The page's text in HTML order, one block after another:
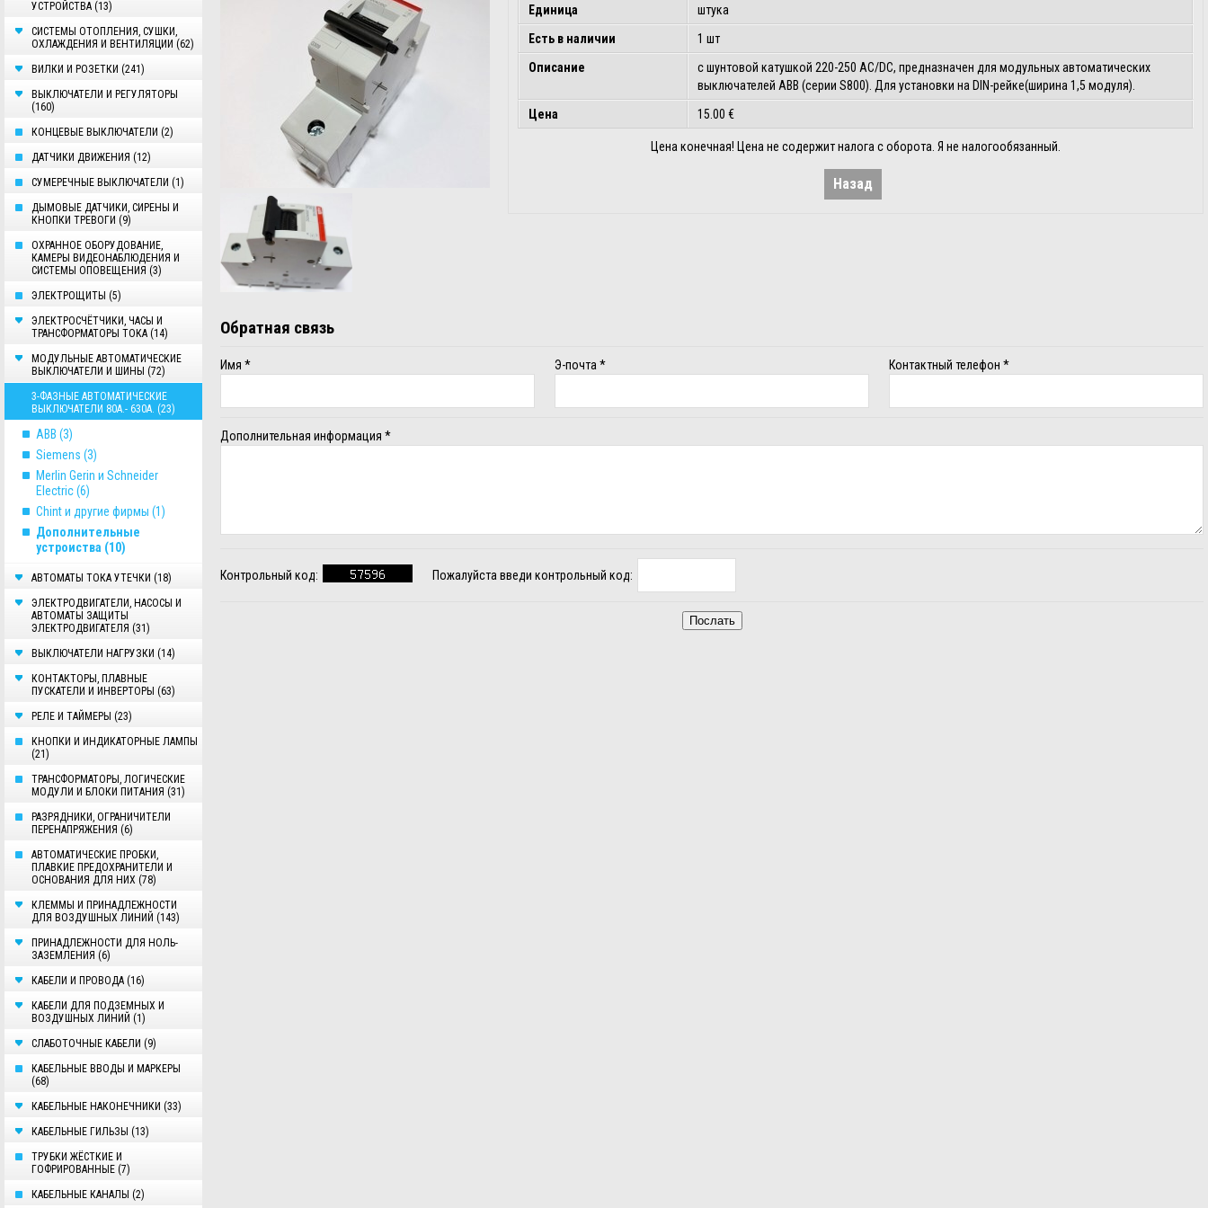
УСТРОЙСТВА (13)
СИСТЕМЫ ОТОПЛЕНИЯ, СУШКИ,
ОХЛАЖДЕНИЯ И ВЕНТИЛЯЦИИ (62)
ВИЛКИ И РОЗЕТКИ (241)
ВЫКЛЮЧАТЕЛИ И РЕГУЛЯТОРЫ
(160)
КОНЦЕВЫЕ ВЫКЛЮЧАТЕЛИ (2)
ДАТЧИКИ ДВИЖЕНИЯ (12)
СУМЕРЕЧНЫЕ ВЫКЛЮЧАТЕЛИ (1)
ДЫМОВЫЕ ДАТЧИКИ, СИРЕНЫ И
КНОПКИ ТРЕВОГИ (9)
ОХРАННОЕ ОБОРУДОВАНИЕ,
КАМЕРЫ ВИДЕОНАБЛЮДЕНИЯ И
СИСТЕМЫ ОПОВЕЩЕНИЯ (3)
ЭЛЕКТРОЩИТЫ (5)
ЭЛЕКТРОСЧЁТЧИКИ, ЧАСЫ И
ТРАНСФОРМАТОРЫ ТОКА (14)
МОДУЛЬНЫЕ АВТОМАТИЧЕСКИЕ
ВЫКЛЮЧАТЕЛИ И ШИНЫ (72)
3-ФАЗНЫЕ АВТОМАТИЧЕСКИЕ
ВЫКЛЮЧАТЕЛИ 80А.- 630А. (23)
ABB (3)
Siemens (3)
Merlin Gerin и Schneider
Electric (6)
Chint и другие фирмы (1)
Дополнительные
устроиства (10)
AВТОМАТЫ ТОКА УТЕЧКИ (18)
ЭЛЕКТРОДВИГАТЕЛИ, НАСОСЫ И
АВТОМАТЫ ЗАЩИТЫ
ЭЛЕКТРОДВИГАТЕЛЯ (31)
ВЫКЛЮЧАТЕЛИ НАГРУЗКИ (14)
КОНТАКТОРЫ, ПЛАВНЫЕ
ПУСКАТЕЛИ И ИНВЕРТОРЫ (63)
РЕЛЕ И ТАЙМЕРЫ (23)
КНОПКИ И ИНДИКАТОРНЫЕ ЛАМПЫ
(21)
ТРАНСФОРМАТОРЫ, ЛОГИЧЕСКИЕ
МОДУЛИ И БЛОКИ ПИТАНИЯ (31)
РАЗРЯДНИКИ, ОГРАНИЧИТЕЛИ
ПЕРЕНАПРЯЖЕНИЯ (6)
АВТОМАТИЧЕСКИЕ ПРОБКИ,
ПЛАВКИЕ ПРЕДОХРАНИТЕЛИ И
ОСНОВАНИЯ ДЛЯ НИХ (78)
КЛЕММЫ И ПРИНАДЛЕЖНОСТИ
ДЛЯ ВОЗДУШНЫХ ЛИНИЙ (143)
ПРИНАДЛЕЖНОСТИ ДЛЯ НОЛЬ-
ЗАЗЕМЛЕНИЯ (6)
КАБЕЛИ И ПРОВОДА (16)
КАБЕЛИ ДЛЯ ПОДЗЕМНЫХ И
ВОЗДУШНЫХ ЛИНИЙ (1)
СЛАБОТОЧНЫЕ КАБЕЛИ (9)
КАБЕЛЬНЫЕ ВВОДЫ И МАРКЕРЫ
(68)
КАБЕЛЬНЫЕ НАКОНЕЧНИКИ (33)
КАБЕЛЬНЫЕ ГИЛЬЗЫ (13)
ТРУБКИ ЖЁСТКИЕ И
ГОФРИРОВАННЫЕ (7)
КАБЕЛЬНЫЕ КАНАЛЫ (2)
Единица
штука
Есть в наличии
1 шт
Описание
с шунтовой катушкой 220-250 AC/DC, предназначен для модульных автоматических
выключателей ABB (серии S800). Для установки на DIN-рейке(ширина 1,5 модуля).
Цена
15.00 €
Цена конечная! Цена не содержит налога с оборота. Я не налогообязанный.
Назад
Обратная связь
Имя * Э-почта* Контактный телефон *
Дополнительная информация *
Контрольный код: Пожалуйста введи контрольный код: